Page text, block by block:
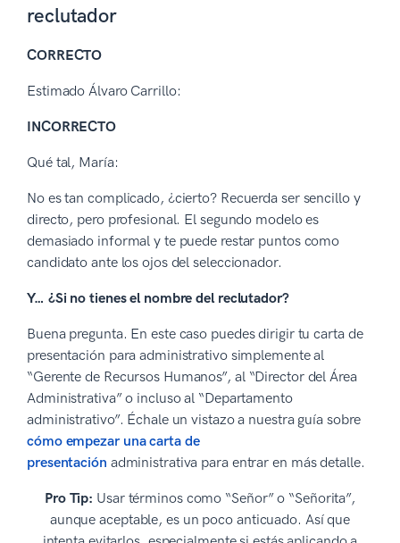
reclutador
CORRECTO
Estimado Álvaro Carrillo:
INCORRECTO
Qué tal, María:
No es tan complicado, ¿cierto? Recuerda ser sencillo y
directo, pero profesional. El segundo modelo es
demasiado informal y te puede restar puntos como
candidato ante los ojos del seleccionador.
Y… ¿Si no tienes el nombre del reclutador?
Buena pregunta. En este caso puedes dirigir tu carta de
presentación para administrativo simplemente al
“Gerente de Recursos Humanos”, al “Director del Área
Administrativa” o incluso al “Departamento
administrativo”. Échale un vistazo a nuestra guía sobre
cómo empezar una carta de
presentación administrativa para entrar en más detalle.
Pro Tip: Usar términos como “Señor” o “Señorita”,
aunque aceptable, es un poco anticuado. Así que